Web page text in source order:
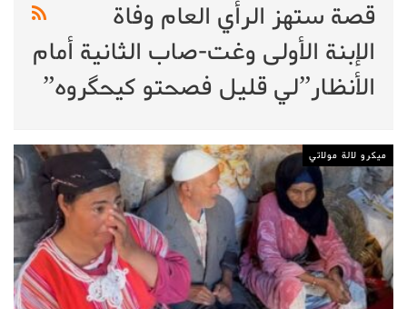
قصة ستهز الرأي العام وفاة
الإبنة الأولى وغت-صاب الثانية أمام
الأنظار”لي قليل فصحتو كيحگروه”
ميكرو لالة مولاتي